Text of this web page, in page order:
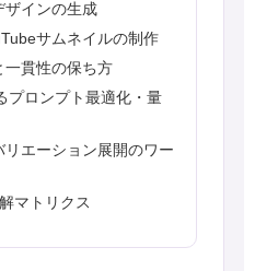
ザインの生成
サムネイルの制作
一貫性の保ち方
プロンプト最適化・量
エーション展開のワー
マトリクス